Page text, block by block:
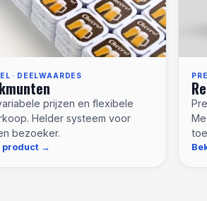
· DEELWAARDES
prijzen en flexibele
Helder systeem voor
bezoeker.
product